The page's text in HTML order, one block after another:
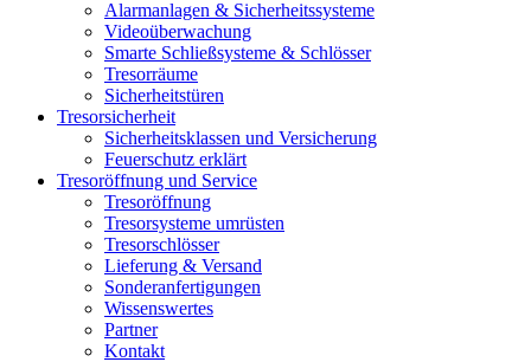
Alarmanlagen & Sicherheitssysteme
Videoüberwachung
Smarte Schließsysteme & Schlösser
Tresorräume
Sicherheitstüren
Tresorsicherheit
Sicherheitsklassen und Versicherung
Feuerschutz erklärt
Tresoröffnung und Service
Tresoröffnung
Tresorsysteme umrüsten
Tresorschlösser
Lieferung & Versand
Sonderanfertigungen
Wissenswertes
Partner
Kontakt